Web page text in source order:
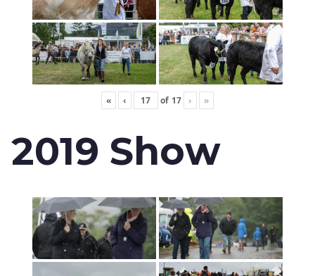
« ‹ of 17 › »
2019 Show